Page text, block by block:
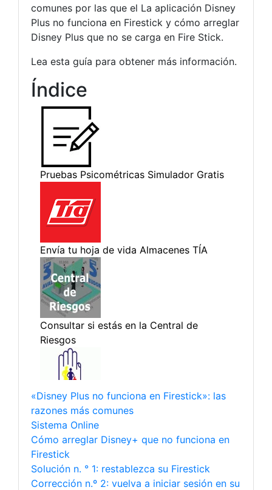
comunes por las que el La aplicación Disney
Plus no funciona en Firestick y cómo arreglar
Disney Plus que no se carga en Fire Stick.
Lea esta guía para obtener más información.
Índice
«Disney Plus no funciona en Firestick»: las
razones más comunes
Sistema Online
Cómo arreglar Disney+ que no funciona en
Firestick
Solución n. ° 1: restablezca su Firestick
Corrección n.º 2: vuelva a iniciar sesión en su